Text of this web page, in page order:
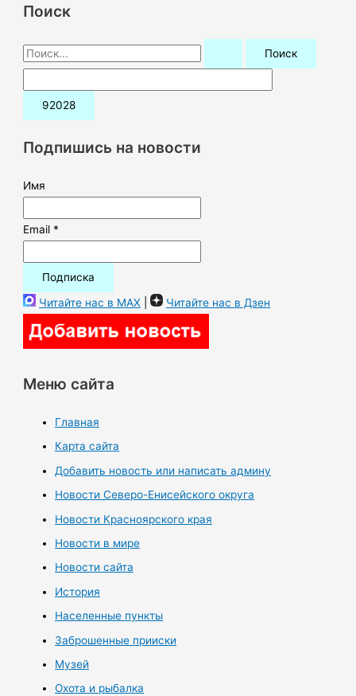
Поиск
П
о
и
:Подпишись на новости
Имя
Email *
Читайте нас в MAX | Читайте нас в Дзен
Меню сайта
Главная
Карта сайта
Добавить новость или написать админу
Новости Северо-Енисейского округа
Новости Красноярского края
Новости в мире
Новости сайта
История
Населенные пункты
Заброшенные прииски
Музей
Охота и рыбалка